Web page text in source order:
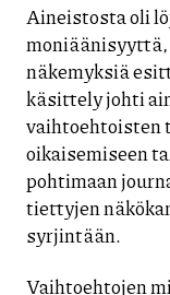
Aineistosta oli
näkemyksiä
käsittely johti
vaihtoehtoisten
oikaisemiseen
pohtimaan
tiettyjen
syrjintään.
Vaihtoehtojen